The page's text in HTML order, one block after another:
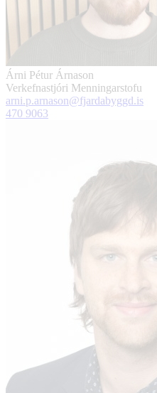
Árni Pétur Árnason
Verkefnastjóri Menningarstofu
arni.p.arnason@fjardabyggd.is
470 9063